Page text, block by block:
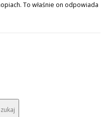
To właśnie on odpowiada